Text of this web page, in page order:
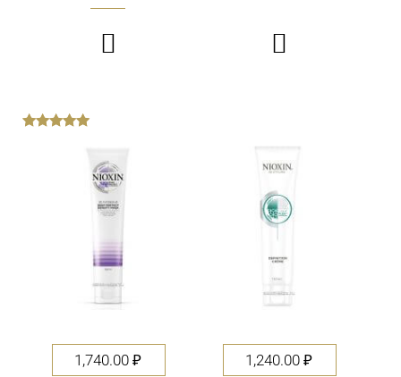
 
1,740.00₽ 1,240.00₽